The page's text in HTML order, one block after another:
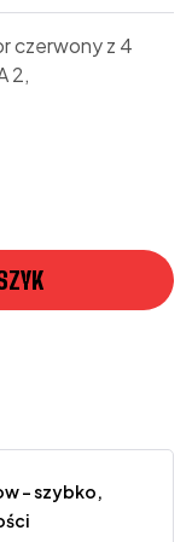
czerwony z 4
2,
– szybko,